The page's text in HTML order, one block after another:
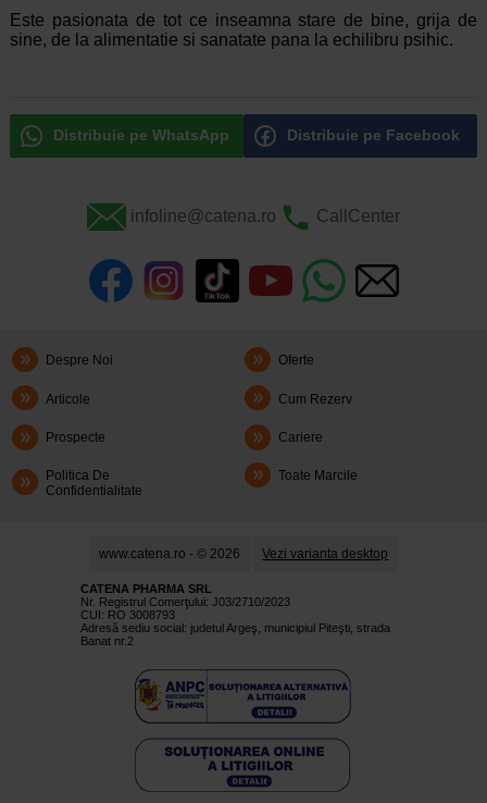
Este pasionata de tot ce inseamna stare de bine, grija de
sine, de la alimentatie si sanatate pana la echilibru psihic.
Distribuie pe WhatsApp Distribuie pe Facebook
infoline@catena.ro CallCenter
Despre Noi Oferte
Articole Cum Rezerv
Prospecte Cariere
Politica De
Confidentialitate
Toate Marcile
www.catena.ro - © 2026 Vezi varianta desktop
CATENA PHARMA SRL
Nr. Registrul Comerţului: J03/2710/2023
CUI: RO 3008793
Adresă sediu social: judetul Argeş, municipiul Piteşti, strada
Banat nr.2